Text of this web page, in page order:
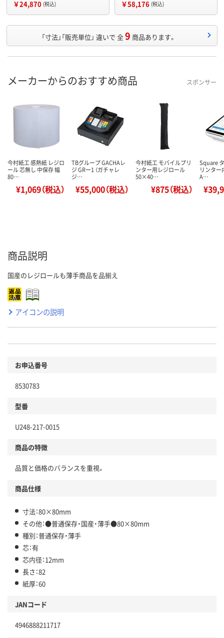
￥24,870 (税込) ￥58,176 (税込)
「寸法」「販売単位」 違いで 全9 商品あります。
メーカーからのおすすめ商品 スポンサー
今村紙工 感熱紙 レジロ
ール 芯無し 中保存 幅
80…
¥1,069（税込）
TBグループ GACHAレ
ジ GRー1 （ガチャレ
ジ…
¥55,000（税込）
今村紙工 モバイルプリ
ンター用レジロール
50×40…
¥875（税込）
Square
リンター
A…
商品説明
国産のレジロールも薄手商品を品揃え
アイコンの説明
お申込番号
8530783
型番
U248-217-0015
商品の特徴
品質と価格のバランスを重視。
商品仕様
寸法：80×80mm
その他：●普通保存・国産・薄手●80×80mm
種別：普通保存・薄手
芯：有
芯内径：12mm
長さ：82
紙厚：60
JANコード
4946888211717